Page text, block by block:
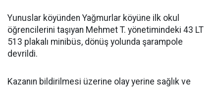
Yunuslar köyünden Yağmurlar köyüne ilk okul
öğrencilerini taşıyan Mehmet T. yönetimindeki 43 LT
513 plakalı minibüs, dönüş yolunda şarampole
devrildi.
Kazanın bildirilmesi üzerine olay yerine sağlık ve